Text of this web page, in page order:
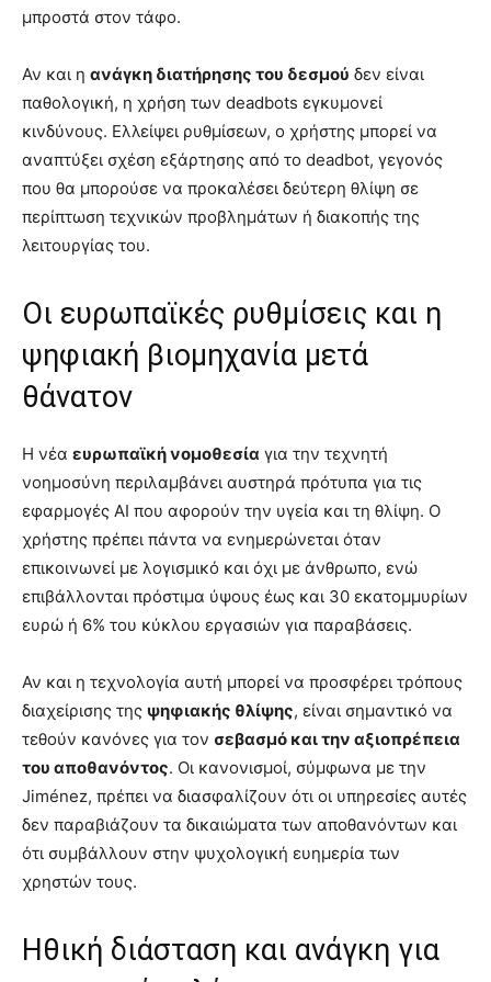
μπροστά στον τάφο.
Αν και η ανάγκη διατήρησης του δεσμού δεν είναι
παθολογική, η χρήση των deadbots εγκυμονεί
κινδύνους. Ελλείψει ρυθμίσεων, ο χρήστης μπορεί να
αναπτύξει σχέση εξάρτησης από το deadbot, γεγονός
που θα μπορούσε να προκαλέσει δεύτερη θλίψη σε
περίπτωση τεχνικών προβλημάτων ή διακοπής της
λειτουργίας του.
Οι ευρωπαϊκές ρυθμίσεις και η
ψηφιακή βιομηχανία μετά
θάνατον
Η νέα ευρωπαϊκή νομοθεσία για την τεχνητή
νοημοσύνη περιλαμβάνει αυστηρά πρότυπα για τις
εφαρμογές AI που αφορούν την υγεία και τη θλίψη. Ο
χρήστης πρέπει πάντα να ενημερώνεται όταν
επικοινωνεί με λογισμικό και όχι με άνθρωπο, ενώ
επιβάλλονται πρόστιμα ύψους έως και 30 εκατομμυρίων
ευρώ ή 6% του κύκλου εργασιών για παραβάσεις.
Αν και η τεχνολογία αυτή μπορεί να προσφέρει τρόπους
διαχείρισης της ψηφιακής θλίψης, είναι σημαντικό να
τεθούν κανόνες για τον σεβασμό και την αξιοπρέπεια
του αποθανόντος. Οι κανονισμοί, σύμφωνα με την
Jiménez, πρέπει να διασφαλίζουν ότι οι υπηρεσίες αυτές
δεν παραβιάζουν τα δικαιώματα των αποθανόντων και
ότι συμβάλλουν στην ψυχολογική ευημερία των
χρηστών τους.
Ηθική διάσταση και ανάγκη για